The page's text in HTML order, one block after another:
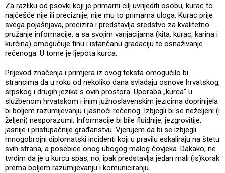
Za razliku od psovki koji je primarni cilj uvrijediti osobu, kurac to
najčešće nije ili preciznije, nije mu to primarna uloga. Kurac prije
svega pojašnjava, precizira i predstavlja sredstvo za kvalitetno
pružanje informacije, a sa svojim varijacijama (kita, kurac, karina i
kurčina) omogućuje finu i istančanu gradaciju te osnaživanje
rečenoga. U tome je ljepota kurca.
Prijevod značenja i primjera iz ovog teksta omogućilo bi
strancima da u roku od nekoliko dana svladaju osnove hrvatskog,
srpskog i drugih jezika s ovih prostora. Uporaba „kurca“ u
službenom hrvatskom i inim južnoslavenskim jezicima doprinijela
bi boljem razumijevanju i jasnoći rečenog. Izbjegli bi se neželjeni (i
željeni) nesporazumi. Informacije bi bile fluidnije, jezgrovitije,
jasnije i pristupačnije građanstvu. Vjerujem da bi se izbjegli
mnogobrojni diplomatski incidenti koji u pravilu eskaliraju na štetu
svih strana, a posebice onog ubogog malog čovjeka. Dakako, ne
tvrdim da je u kurcu spas, no, ipak predstavlja jedan mali (is)korak
prema boljem razumijevanju i komuniciranju.